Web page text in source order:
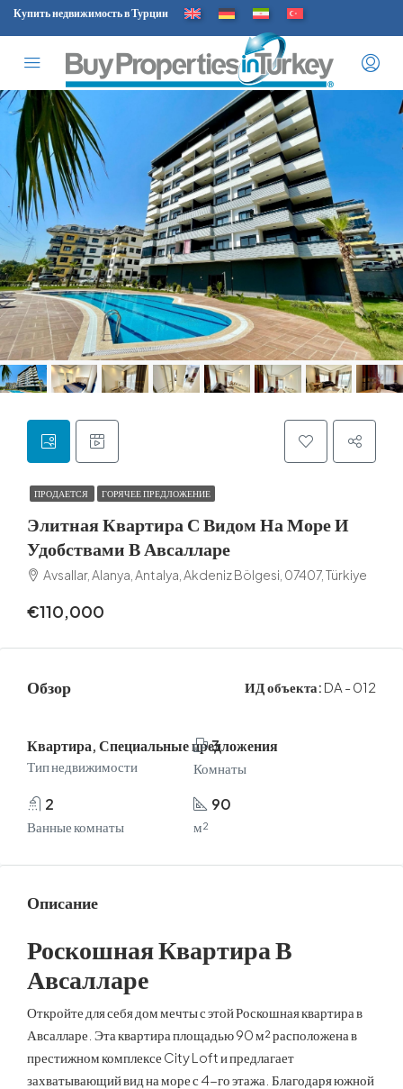
Купить недвижимость в Турции
ПРОДАЕТСЯ ГОРЯЧЕЕ ПРЕДЛОЖЕНИЕ
Элитная Квартира С Видом На Море И
Удобствами В Авсалларе
Avsallar, Alanya, Antalya, Akdeniz Bölgesi, 07407, Türkiye
€110,000
Обзор ИД объекта: DA - 012
Квартира, Специальные предложения
Тип недвижимости
3
Комнаты
2
Ванные комнаты
90
м²
Описание
Роскошная Квартира В
Авсалларе
Откройте для себя дом мечты с этой Роскошная квартира в
Авсалларе. Эта квартира площадью 90 м² расположена в
престижном комплексе City Loft и предлагает
захватывающий вид на море с 4-го этажа. Благодаря южной